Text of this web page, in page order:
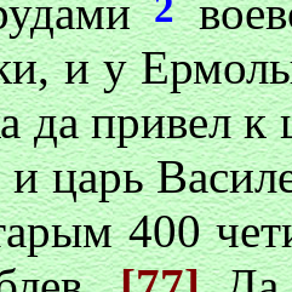
и у
да привел
царь
400